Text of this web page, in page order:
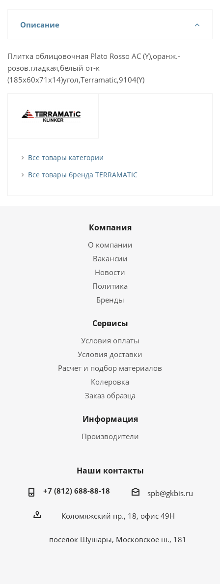
Описание
Плитка облицовочная Plato Rosso AC (Y),оранж.-
розов.гладкая,белый от-к
(185х60х71х14)угол,Terramatic,9104(Y)
Все товары категории
Все товары бренда TERRAMATIC
Компания
О компании
Вакансии
Новости
Политика
Бренды
Сервисы
Условия оплаты
Условия доставки
Расчет и подбор материалов
Колеровка
Заказ образца
Информация
Производители
Наши контакты
+7 (812) 688-88-18 spb@gkbis.ru
Коломяжский пр., 18, офис 49Н
поселок Шушары, Московское ш., 181